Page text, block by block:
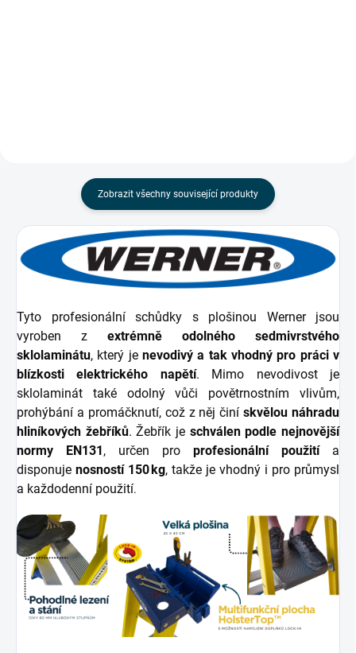
Zobrazit všechny související produkty
Tyto profesionální schůdky s plošinou Werner jsou
vyroben z extrémně odolného sedmivrstvého
sklolaminátu, který je nevodivý a tak vhodný pro práci v
blízkosti elektrického napětí. Mimo nevodivost je
sklolaminát také odolný vůči povětrnostním vlivům,
prohýbání a promáčknutí, což z něj činískvělou náhradu
hliníkových žebříků. Žebřík je schválen podle nejnovější
normy EN131, určen pro profesionální použitía
disponuje nosností 150 kg, takže je vhodný i pro průmysl
a každodenní použití.